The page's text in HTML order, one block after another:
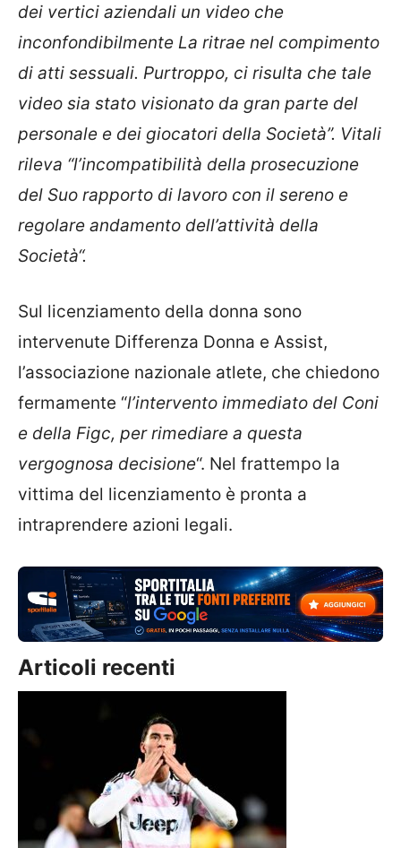
dei vertici aziendali un video che
inconfondibilmente La ritrae nel compimento
di atti sessuali. Purtroppo, ci risulta che tale
video sia stato visionato da gran parte del
personale e dei giocatori della Società”. Vitali
rileva “l’incompatibilità della prosecuzione
del Suo rapporto di lavoro con il sereno e
regolare andamento dell’attività della
Società“.
Sul licenziamento della donna sono
intervenute Differenza Donna e Assist,
l’associazione nazionale atlete, che chiedono
fermamente “l’intervento immediato del Coni
e della Figc, per rimediare a questa
vergognosa decisione“. Nel frattempo la
vittima del licenziamento è pronta a
intraprendere azioni legali.
Articoli recenti